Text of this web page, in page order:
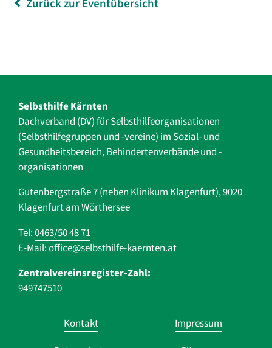
Zurück zur Eventübersicht
Selbsthilfe Kärnten
Dachverband (DV) für Selbsthilfe­organisationen
(Selbsthilfegruppen und -vereine) im Sozial- und
Gesundheits­bereich, ­Behindertenverbände und ­-
organisationen
Gutenbergstraße 7 (neben Klinikum Klagenfurt), 9020
Klagenfurt am Wörthersee
Tel:0463/50 48 71
E-Mail:office@selbsthilfe-kaernten.at
Zentralvereinsregister-Zahl:
949747510
Navigation
überspringen
Kontakt
Impressum